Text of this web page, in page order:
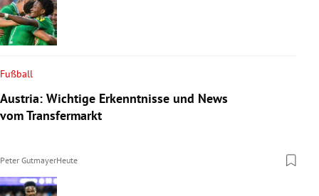
Fußball
Austria: Wichtige Erkenntnisse und News
vom Transfermarkt
Peter GutmayerHeute